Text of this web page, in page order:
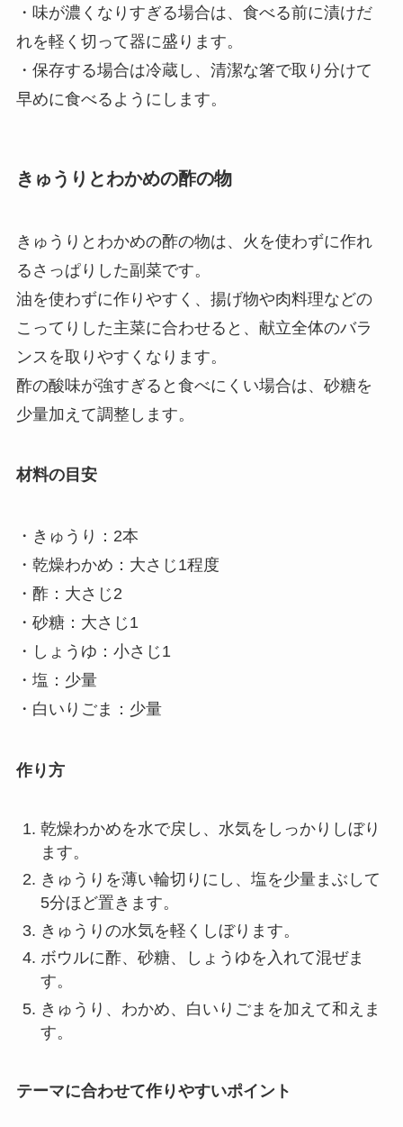
・味が濃くなりすぎる場合は、食べる前に漬けだ
れを軽く切って器に盛ります。
・保存する場合は冷蔵し、清潔な箸で取り分けて
早めに食べるようにします。
きゅうりとわかめの酢の物
きゅうりとわかめの酢の物は、火を使わずに作れ
るさっぱりした副菜です。
油を使わずに作りやすく、揚げ物や肉料理などの
こってりした主菜に合わせると、献立全体のバラ
ンスを取りやすくなります。
酢の酸味が強すぎると食べにくい場合は、砂糖を
少量加えて調整します。
材料の目安
・きゅうり：2本
・乾燥わかめ：大さじ1程度
・酢：大さじ2
・砂糖：大さじ1
・しょうゆ：小さじ1
・塩：少量
・白いりごま：少量
作り方
乾燥わかめを水で戻し、水気をしっかりしぼり
ます。
きゅうりを薄い輪切りにし、塩を少量まぶして
5分ほど置きます。
きゅうりの水気を軽くしぼります。
ボウルに酢、砂糖、しょうゆを入れて混ぜま
す。
きゅうり、わかめ、白いりごまを加えて和えま
す。
テーマに合わせて作りやすいポイント